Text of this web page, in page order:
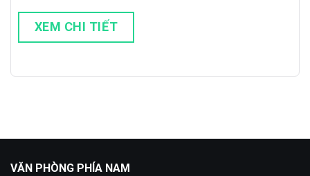
XEM CHI TIẾT
VĂN PHÒNG PHÍA NAM